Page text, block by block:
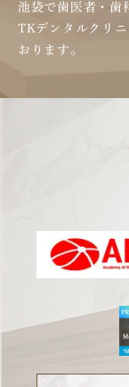
池袋で歯医者・歯
TKデンタルクリニ
おります。